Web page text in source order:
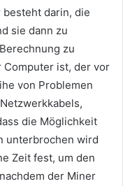
darin, die
sie dann zu
zu
Computer ist, der vor
von Problemen
die Möglichkeit
unterbrochen wird
Zeit fest, um den
der Miner